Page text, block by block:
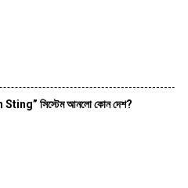
Sting” সিস্টেম আনলো কোন দেশ?